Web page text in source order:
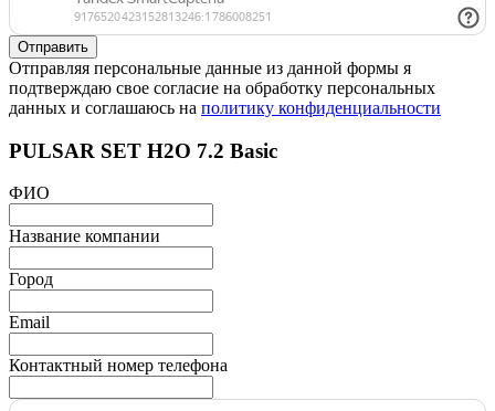
Отправляя персональные данные из данной формы я
подтверждаю свое согласие на обработку персональных
данных и соглашаюсь на политику конфиденциальности
PULSAR SET H2O 7.2 Basic
ФИО
Название компании
Город
Email
Контактный номер телефона